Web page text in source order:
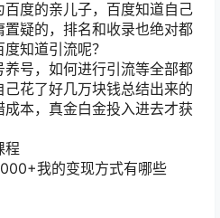
度的亲儿子，百度知道自己
疑的，排名和收录也绝对都
知道引流呢？
号，如何进行引流等全部都
花了好几万块钱总结出来的
本，真金白金投入进去才获
程
我的变现方式有哪些